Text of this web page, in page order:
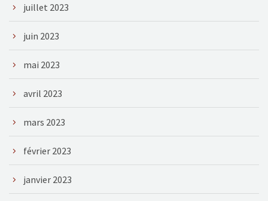
juillet 2023
juin 2023
mai 2023
avril 2023
mars 2023
février 2023
janvier 2023